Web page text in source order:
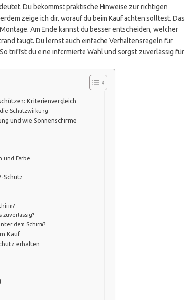
Du bekommst praktische Hinweise zur richtigen
zeige ich dir, worauf du beim Kauf achten solltest. Das
Am Ende kannst du besser entscheiden, welcher
taugt. Du lernst auch einfache Verhaltensregeln für
triffst du eine informierte Wahl und sorgst zuverlässig für
Kriterienvergleich
Schutzwirkung
und wie Sonnenschirme
und Farbe
Schutz
zuverlässig?
dem Schirm?
Kauf
erhalten